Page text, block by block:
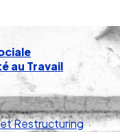
au Travail